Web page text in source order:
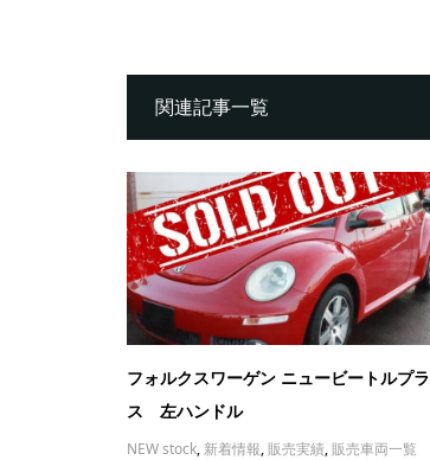
関連記事一覧
フォルクスワーゲン ニュービートルプラ
ス 左ハンドル
NEW stock, 新着情報,販売実績,販売車両一覧